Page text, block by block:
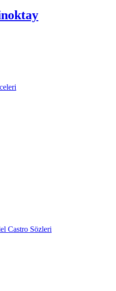
Castro Sözleri